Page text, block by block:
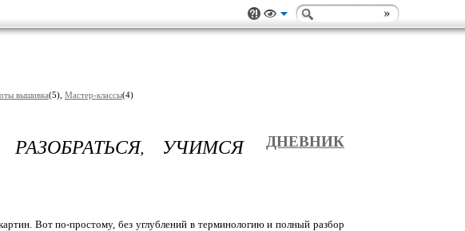
вышивка(5), Мастер-классы(4)
УЧИМСЯ
ДНЕВНИК
Вот по-простому, без углублений в терминологию и полный разбор